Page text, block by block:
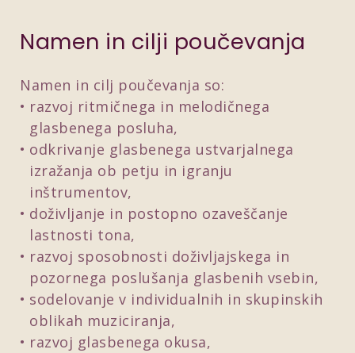
Namen in cilji poučevanja
Namen in cilj poučevanja so:
razvoj ritmičnega in melodičnega
glasbenega posluha,
odkrivanje glasbenega ustvarjalnega
izražanja ob petju in igranju
inštrumentov,
doživljanje in postopno ozaveščanje
lastnosti tona,
razvoj sposobnosti doživljajskega in
pozornega poslušanja glasbenih vsebin,
sodelovanje v individualnih in skupinskih
oblikah muziciranja,
razvoj glasbenega okusa,